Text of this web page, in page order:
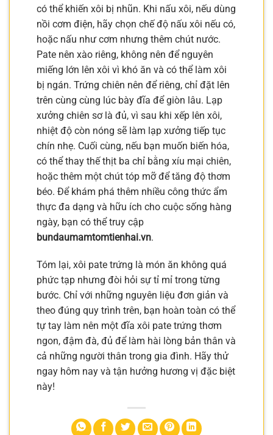
có thể khiến xôi bị nhũn. Khi nấu xôi, nếu dùng
nồi cơm điện, hãy chọn chế độ nấu xôi nếu có,
hoặc nấu như cơm nhưng thêm chút nước.
Pate nên xào riêng, không nên để nguyên
miếng lớn lên xôi vì khó ăn và có thể làm xôi
bị ngán. Trứng chiên nên để riêng, chỉ đặt lên
trên cùng cùng lúc bày đĩa để giòn lâu. Lạp
xưởng chiên sơ là đủ, vì sau khi xếp lên xôi,
nhiệt độ còn nóng sẽ làm lạp xưởng tiếp tục
chín nhẹ. Cuối cùng, nếu bạn muốn biến hóa,
có thể thay thế thịt ba chỉ bằng xíu mại chiên,
hoặc thêm một chút tóp mỡ để tăng độ thơm
béo. Để khám phá thêm nhiều công thức ẩm
thực đa dạng và hữu ích cho cuộc sống hàng
ngày, bạn có thể truy cập
bundaumamtomtienhai.vn.
Tóm lại, xôi pate trứng là món ăn không quá
phức tạp nhưng đòi hỏi sự tỉ mỉ trong từng
bước. Chỉ với những nguyên liệu đơn giản và
theo đúng quy trình trên, bạn hoàn toàn có thể
tự tay làm nên một đĩa xôi pate trứng thơm
ngon, đậm đà, đủ để làm hài lòng bản thân và
cả những người thân trong gia đình. Hãy thử
ngay hôm nay và tận hưởng hương vị đặc biệt
này!